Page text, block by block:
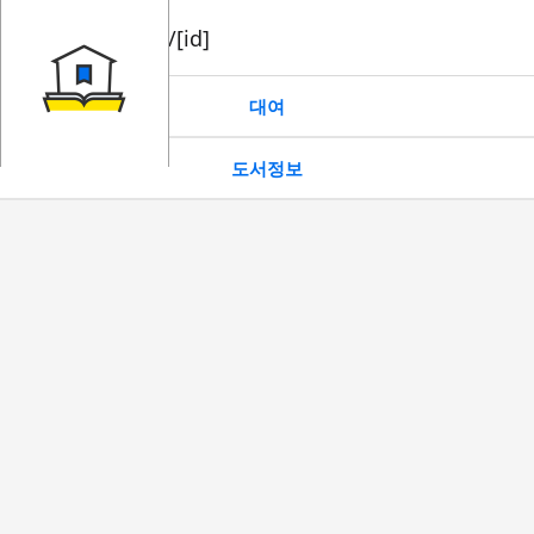
book/rent/[id]
대여
도서정보